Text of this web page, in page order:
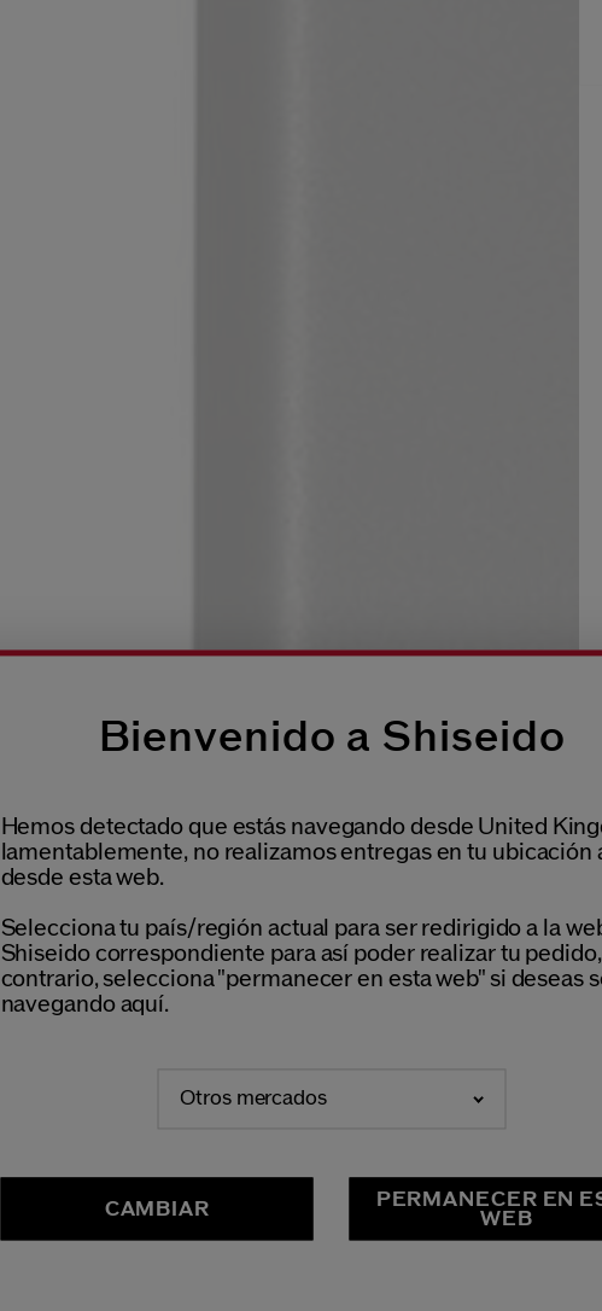
Bienvenido a Shiseido
Hemos detectado que estás navegando desde United
lamentablemente, no realizamos entregas en tu ubicación
desde esta web.
Selecciona tu país/región actual para ser redirigido a la
Shiseido correspondiente para así poder realizar tu
contrario, selecciona "permanecer en esta web" si deseas
navegando aquí.
Otros mercados
CAMBIAR
PERMANECER EN
WEB